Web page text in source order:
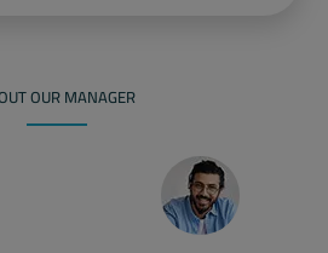
OUR MANAGER